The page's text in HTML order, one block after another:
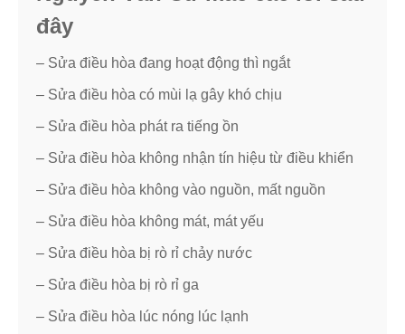
đây
– Sửa điều hòa đang hoạt động thì ngắt
– Sửa điều hòa có mùi lạ gây khó chịu
– Sửa điều hòa phát ra tiếng ồn
– Sửa điều hòa không nhận tín hiệu từ điều khiển
– Sửa điều hòa không vào nguồn, mất nguồn
– Sửa điều hòa không mát, mát yếu
– Sửa điều hòa bị rò rỉ chảy nước
– Sửa điều hòa bị rò rỉ ga
– Sửa điều hòa lúc nóng lúc lạnh